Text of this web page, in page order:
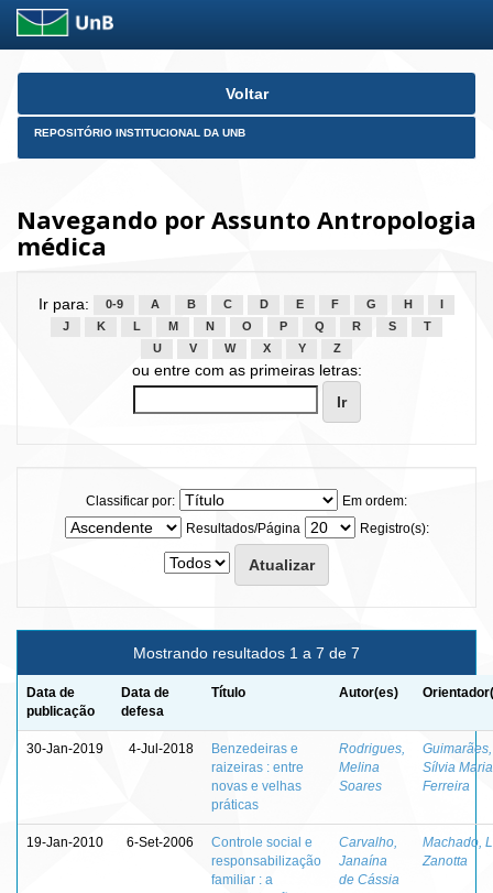
Skip
Voltar
REPOSITÓRIO INSTITUCIONAL DA UNB
Navegando por Assunto Antropologia
médica
Ir para: 0-9 A B C D E F G H
J
K L M N O P Q R S
T
U
V W X Y Z
ou entre com as primeiras letras:
Classificar por:
Em ordem:
Resultados/Página
Registro(s):
Mostrando resultados 1 a 7 de 7
Data de
publicação
Data de
defesa
Título Autor(es)
30-Jan-2019 4-Jul-2018
Benzedeiras e
raizeiras : entre
novas e velhas
práticas
Rodrigues,
Melina
Soares
Guimarães,
Sílvia Maria
Ferreira
19-Jan-2010 6-Set-2006
Controle social e
responsabilização
familiar : a
Carvalho,
Janaína
de Cássia
Machado,
Zanotta